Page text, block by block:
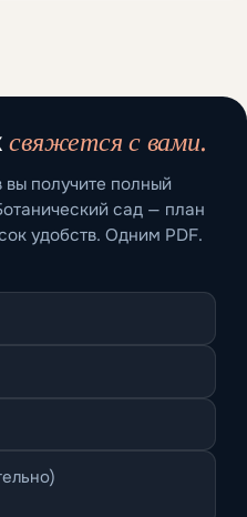
свяжется с вами.
вы получите полный
сад — план
удобств. Одним PDF.